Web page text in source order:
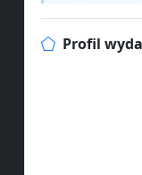
Profil